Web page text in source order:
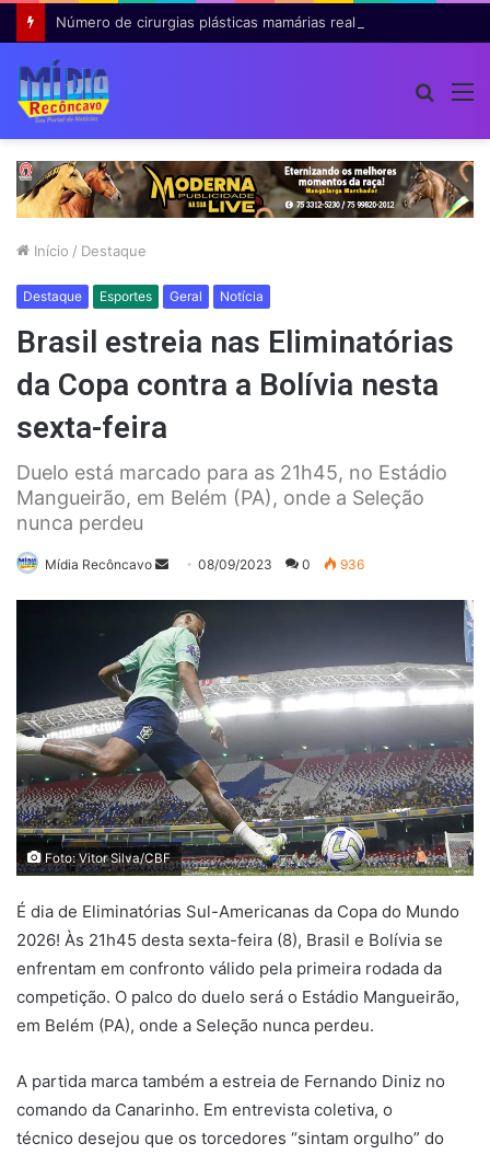
Início / Destaque
Destaque Esportes Geral Notícia
Brasil estreia nas Eliminatórias
da Copa contra a Bolívia nesta
sexta-feira
Duelo está marcado para as 21h45, no Estádio
Mangueirão, em Belém (PA), onde a Seleção
nunca perdeu
Mídia Recôncavo
Mande
e-
mail
08/09/2023 0 936
Foto: Vitor Silva/CBF
É dia de Eliminatórias Sul-Americanas da Copa do Mundo
2026! Às 21h45 desta sexta-feira (8), Brasil e Bolívia se
enfrentam em confronto válido pela primeira rodada da
competição. O palco do duelo será o Estádio Mangueirão,
em Belém (PA), onde a Seleção nunca perdeu.
A partida marca também a estreia de Fernando Diniz no
comando da Canarinho. Em entrevista coletiva, o
técnico desejou que os torcedores “sintam orgulho” do